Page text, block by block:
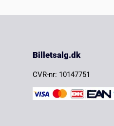
Billetsalg.dk
CVR-nr: 10147751